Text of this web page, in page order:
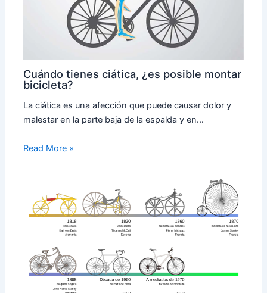
Cuándo tienes ciática, ¿es posible montar
bicicleta?
La ciática es una afección que puede causar dolor y
malestar en la parte baja de la espalda y en…
Read More »